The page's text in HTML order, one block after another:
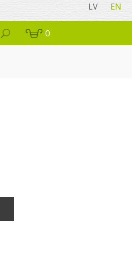
LV EN
0